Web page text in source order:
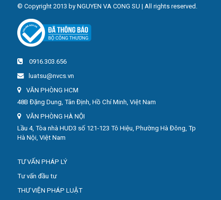
© Copyright 2013 by NGUYEN VA CONG SU | All rights reserved.
0916.303.656
luatsu@nvcs.vn
VĂN PHÒNG HCM
48B Đặng Dung, Tân Định, Hồ Chí Minh, Việt Nam
VĂN PHÒNG HÀ NỘI
Lầu 4, Tòa nhà HUD3 số 121-123 Tô Hiệu, Phường Hà Đông, Tp
Hà Nội, Việt Nam
TƯ VẤN PHÁP LÝ
Tư vấn đầu tư
THƯ VIỆN PHÁP LUẬT